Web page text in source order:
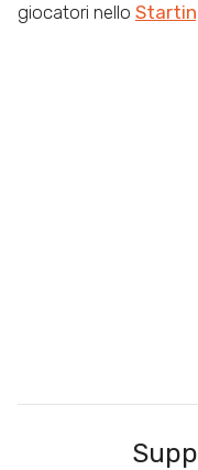
giocatori nello